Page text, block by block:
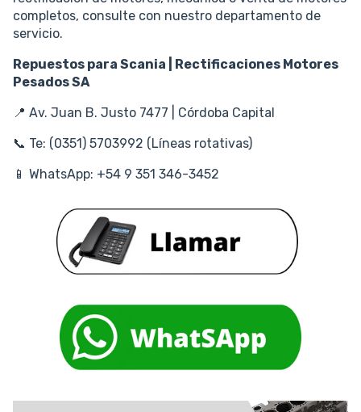
completos, consulte con nuestro departamento de
servicio.
Repuestos para Scania | Rectificaciones Motores
Pesados SA
📍 Av. Juan B. Justo 7477 | Córdoba Capital
📞 Te: (0351) 5703992 (Líneas rotativas)
📱 WhatsApp: +54 9 351 346-3452